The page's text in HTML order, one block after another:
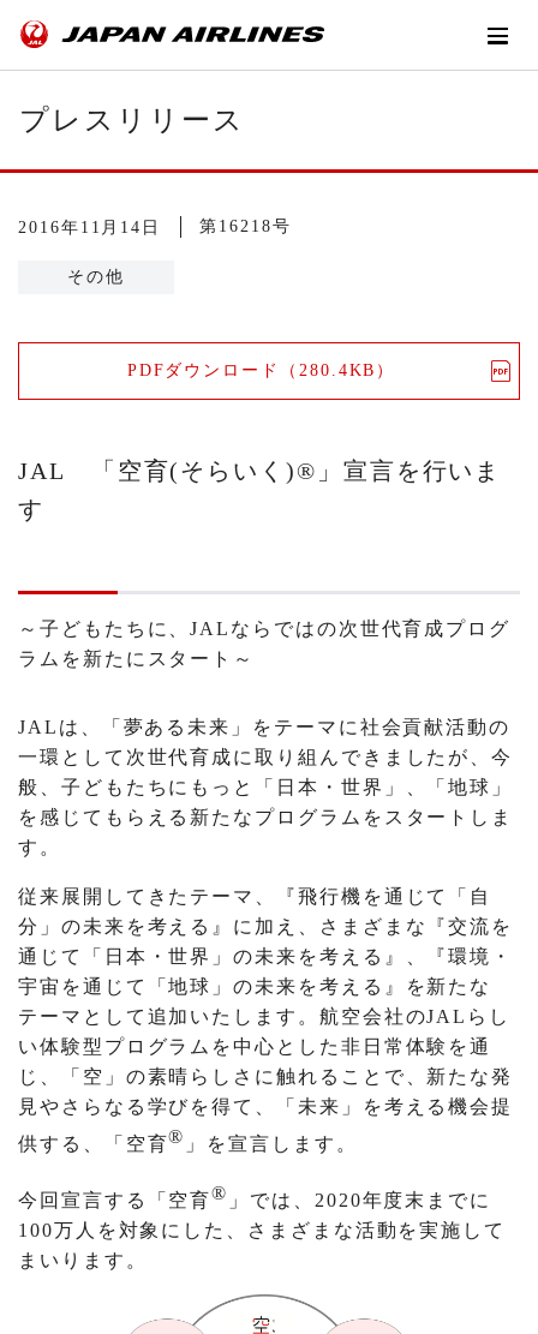
プレスリリース
2016年11月14日 第16218号
その他
PDFダウンロード（280.4KB）
JAL 「空育(そらいく)®」宣言を行いま
す
～子どもたちに、JALならではの次世代育成プログ
ラムを新たにスタート～
JALは、「夢ある未来」をテーマに社会貢献活動の
一環として次世代育成に取り組んできましたが、今
般、子どもたちにもっと「日本・世界」、「地球」
を感じてもらえる新たなプログラムをスタートしま
す。
従来展開してきたテーマ、『飛行機を通じて「自
分」の未来を考える』に加え、さまざまな『交流を
通じて「日本・世界」の未来を考える』、『環境・
宇宙を通じて「地球」の未来を考える』を新たな
テーマとして追加いたします。航空会社のJALらし
い体験型プログラムを中心とした非日常体験を通
じ、「空」の素晴らしさに触れることで、新たな発
見やさらなる学びを得て、「未来」を考える機会提
供する、「空育® 」を宣言します。
今回宣言する「空育® 」では、2020年度末までに
100万人を対象にした、さまざまな活動を実施して
まいります。